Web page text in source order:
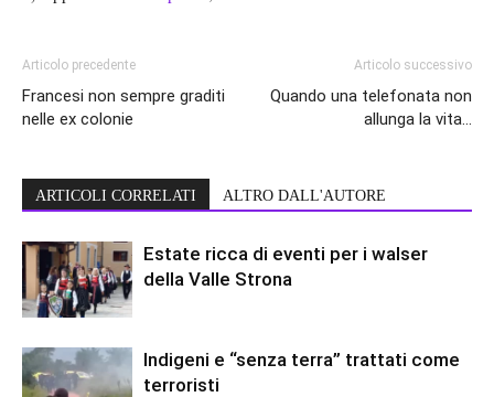
Articolo precedente
Francesi non sempre graditi
nelle ex colonie
Articolo successivo
Quando una telefonata non
allunga la vita…
ARTICOLI CORRELATI ALTRO DALL'AUTORE
Estate ricca di eventi per i walser
della Valle Strona
Indigeni e “senza terra” trattati come
terroristi